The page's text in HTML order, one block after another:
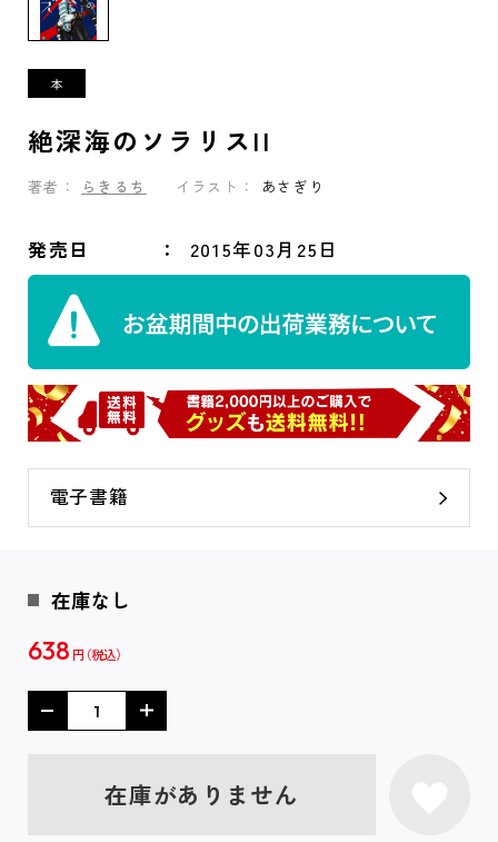
絶深海のソラリスII
著者： らきるち イラスト： あさぎり
発売日 2015年03月25日
電子書籍
在庫なし
638 円
在庫がありません